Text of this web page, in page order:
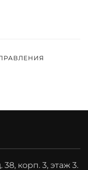
корп. 3, этаж 3.